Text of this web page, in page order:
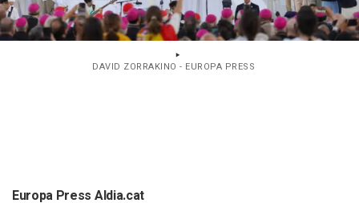
DAVID ZORRAKINO - EUROPA PRESS
Europa Press Aldia.cat